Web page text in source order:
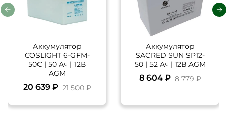
Аккумулятор
COSLIGHT 6-GFM-
50С | 50 Ач | 12В
AGM
20 639 ₽ 21 500 ₽
Аккумулятор
SACRED SUN SP12-
50 | 52 Ач | 12В AGM
8 604 ₽ 8 779 ₽